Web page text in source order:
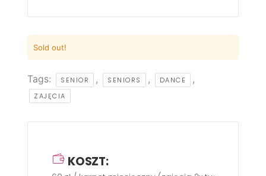
Sold out!
Tags: SENIOR , SENIORS , DANCE ,
ZAJĘCIA
KOSZT: